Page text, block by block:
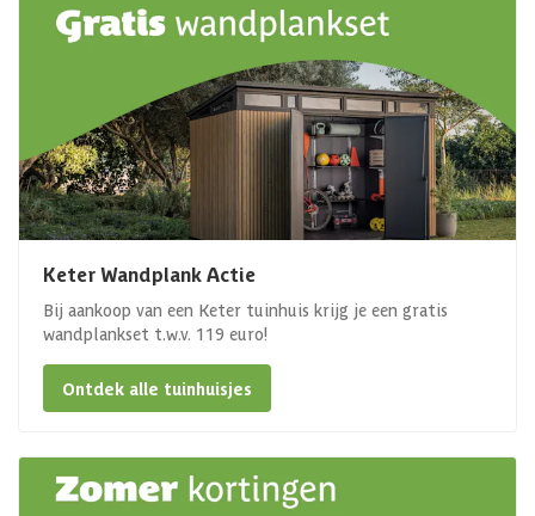
Keter Wandplank Actie
Bij aankoop van een Keter tuinhuis krijg je een gratis
wandplankset t.w.v. 119 euro!
Ontdek alle tuinhuisjes